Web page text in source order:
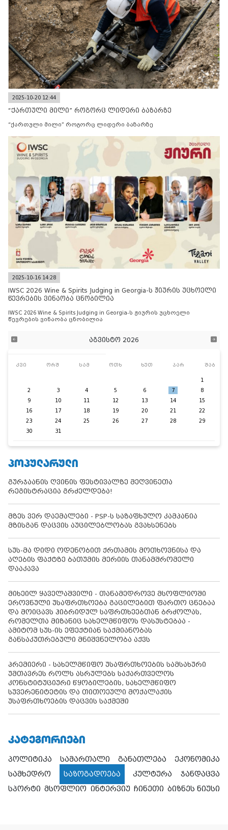
2025-10-20 12:44
“ქართული მილი” როგორც ლიდერი ბაზარზე
“ქართული მილი” როგორც ლიდერი ბაზარზე
2025-10-16 14:28
IWSC 2026 Wine & Spirits Judging in Georgia-ს ჟიურის უცხოელი
წევრების ვინაობა ცნობილია
IWSC 2026 Wine & Spirits Judging in Georgia-ს ჟიურის უცხოელი
წევრების ვინაობა ცნობილია
აგვისტო 2026
კვი ორშ სამ ოთხ ხუთ პარ შაბ
1
2
3 4 5 6 7
8
9
10 11 12 13 14
15
16
17 18 19 20 21
22
23
24 25 26 27 28
29
30
31
ᲞᲝᲞᲣᲚᲐᲠᲣᲚᲘ
გურჯაანის ღვინის ფესტივალზე მეღვინეთა
რეგისტრაცია გრძელდება!
მზეს ვერ დაემალები - PSP-ს საზაფხულო კამპანია
მზისგან დაცვის აუცილებლობას გვახსენებს
სუს-მა დიდი ოდენობით ქრთამის მოთხოვნისა და
აღების ფაქტზე ბათუმის მერიის თანამშრომელი
დააკავა
მიხეილ ყაველაშვილი - თანამედროვე მსოფლიოში
ეროვნული უსაფრთხოება გაცილებით ფართო ცნებაა
და მოიცავს ჰიბრიდულ საფრთხეებთან ბრძოლას,
რომელთა მიზანიც სახელმწიფოს დასუსტებაა -
ამიტომ სუს-ის ეფექტიან საქმიანობას
განსაკუთრებული მნიშვნელობა აქვს
პრემიერი - სახელმწიფო უსაფრთხოების სამსახური
უმთავრეს როლს ასრულებს საქართველოს
კონსტიტუციური წყობილების, სახელმწიფო
სუვერენიტეტის და თითოეული მოქალაქის
უსაფრთხოების დაცვის საქმეში
ᲙᲐᲢᲔᲒᲝᲠᲘᲔᲑᲘ
პოლიტიკა სამართალი განათლება
ეკონომიკა
სამხედრო
საზოგადოება კულტურა
ჯანდაცვა
სპორტი მსოფლიო ინტერვიუ ჩინეთი ბიზნეს ნიუსი